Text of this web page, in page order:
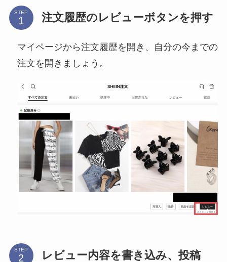
STEP 注文履歴のレビューボタンを押す
マイページから注文履歴を開き、自分の今までの
注文を開きましょう。
STEP レビュー内容を書き込み、投稿